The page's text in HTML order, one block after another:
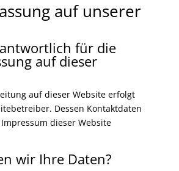
auf unserer
für die
auf dieser
auf dieser Website erfolgt
Dessen Kontaktdaten
dieser Website
wir Ihre Daten?